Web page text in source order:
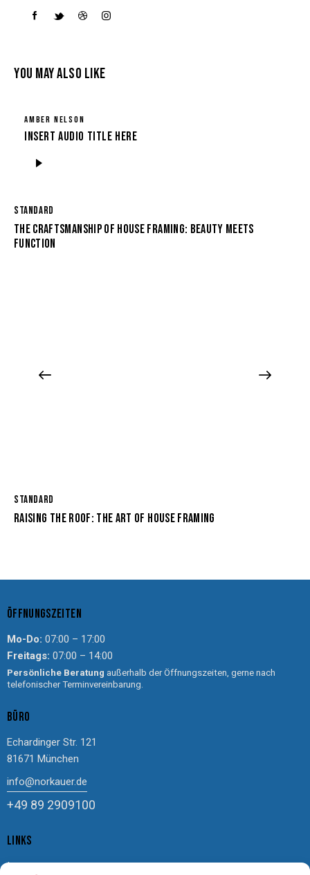
YOU MAY ALSO LIKE
AMBER NELSON
Insert Audio Title Here
Player
STANDARD
THE CRAFTSMANSHIP OF HOUSE FRAMING: BEAUTY MEETS
FUNCTION
STANDARD
RAISING THE ROOF: THE ART OF HOUSE FRAMING
ÖFFNUNGSZEITEN
Mo-Do: 07:00 – 17:00
Freitags: 07:00 – 14:00
Persönliche Beratung außerhalb der Öffnungszeiten, gerne nach
telefonischer Terminvereinbarung.
BÜRO
Echardinger Str. 121
81671 München
info@norkauer.de
+49 89 2909100
LINKS
Impressum